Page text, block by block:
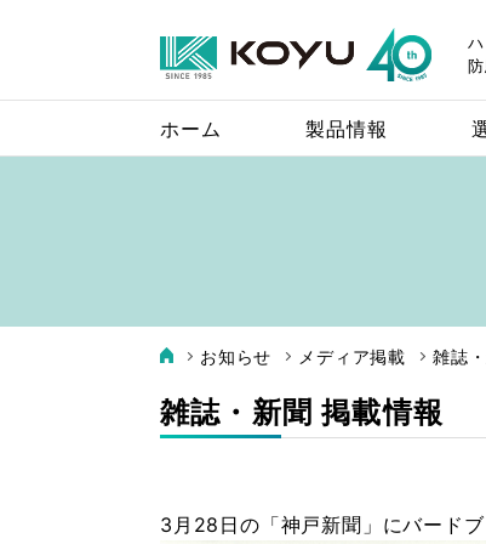
ホーム 製品情報
お知らせ メディア掲載 雑誌
雑誌・新聞 掲載情報
3月28日の「神戸新聞」にバードブ